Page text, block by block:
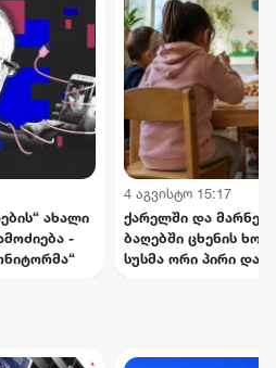
ახალი
-
4 აგვისტო 15:17
ქარელში და
ბაღებში ცხენის
სუსმა ორი პირი